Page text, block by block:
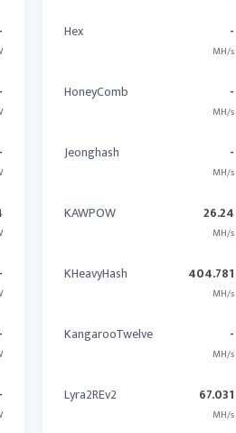
-
-
-
-
-
-
Hex -
MH/s
HoneyComb -
MH/s
Jeonghash -
MH/s
KAWPOW 26.24
MH/s
KHeavyHash 404.781
MH/s
KangarooTwelve -
MH/s
Lyra2REv2 67.031
MH/s